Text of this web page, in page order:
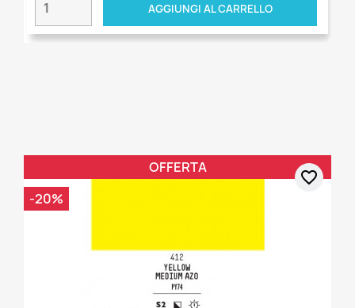
AGGIUNGI AL CARRELLO
OFFERTA
-20%
favorite_border